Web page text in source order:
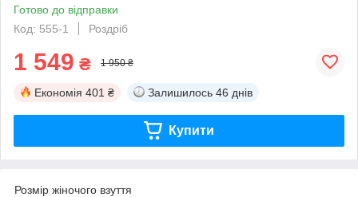
Готово до відправки
Код: 555-1
Роздріб
1 549 ₴ 1 950 ₴
Економія 401 ₴ Залишилось 46 днів
Купити
Розмір жіночого взуття